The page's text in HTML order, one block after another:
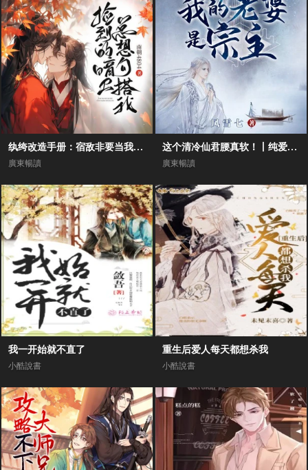
纨绔改造手册：宿敌非要当我的男德班主丨双男主纯爱甜宠霸道反派
廣東暢讀
这个清冷仙君腰真软！丨纯爱向丨双男主丨修仙前世今生丨追妻甜宠
廣東暢讀
我一开始就不直了
小酷說書
重生后爱人每天都想杀我
小酷說書